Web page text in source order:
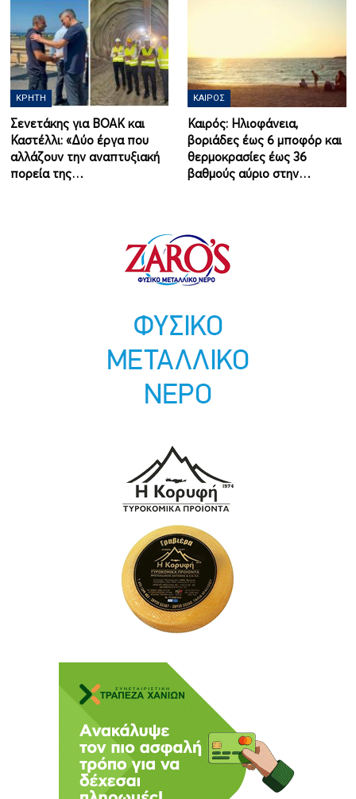
ΚΡΉΤΗ
Σενετάκης για ΒΟΑΚ και
Καστέλλι: «Δύο έργα που
αλλάζουν την αναπτυξιακή
πορεία της…
ΚΑΙΡΌΣ
Καιρός: Ηλιοφάνεια,
βοριάδες έως 6 μποφόρ και
θερμοκρασίες έως 36
βαθμούς αύριο στην…